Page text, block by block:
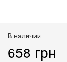
В наличии
658 грн